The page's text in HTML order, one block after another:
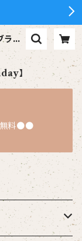
ス
】
無料●●